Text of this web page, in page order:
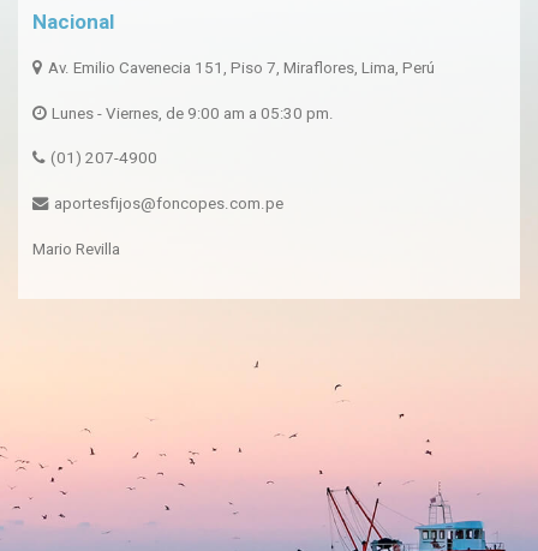
Nacional
Av. Emilio Cavenecia 151, Piso 7, Miraflores, Lima, Perú
Lunes - Viernes, de 9:00 am a 05:30 pm.
(01) 207-4900
aportesfijos@foncopes.com.pe
Mario Revilla